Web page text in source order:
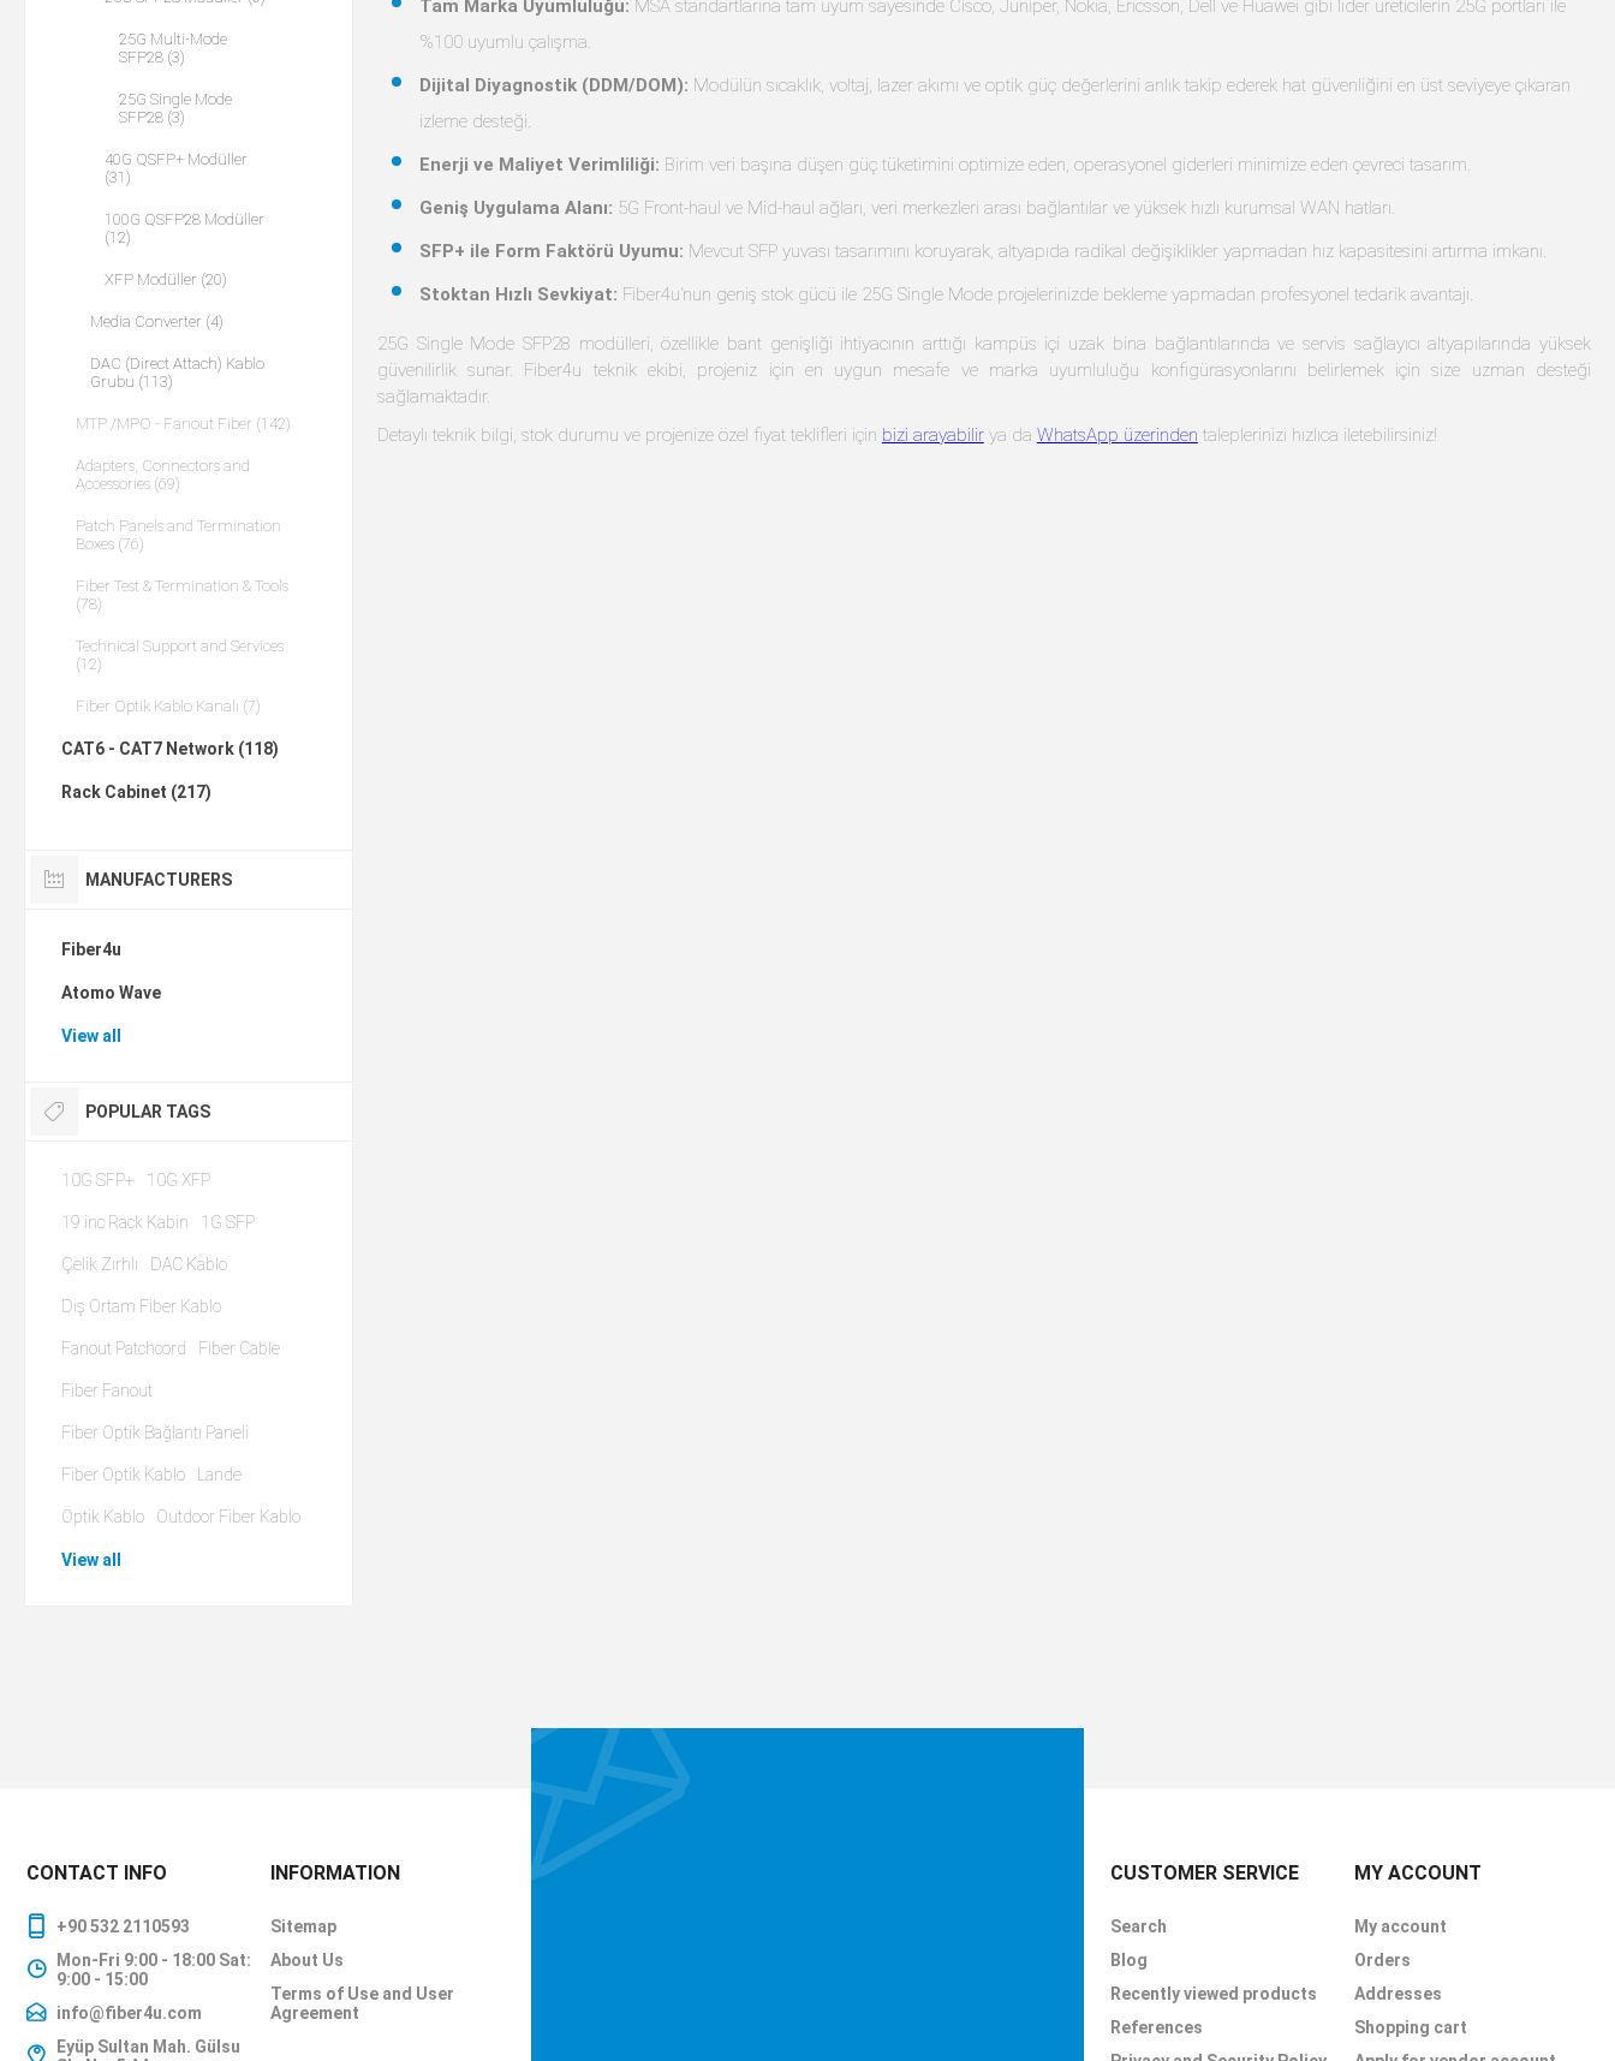
Tam Marka Uyumluluğu: MSA standartlarına tam uyum sayesinde Cisco, Juniper, Nokia, Ericsson, Dell ve Huawei gibi lider üreticilerin 25G portları ile
%100 uyumlu çalışma.
Dijital Diyagnostik (DDM/DOM): Modülün sıcaklık, voltaj, lazer akımı ve optik güç değerlerini anlık takip ederek hat güvenliğini en üst seviyeye çıkaran
izleme desteği.
Enerji ve Maliyet Verimliliği: Birim veri başına düşen güç tüketimini optimize eden, operasyonel giderleri minimize eden çevreci tasarım.
Geniş Uygulama Alanı: 5G Front-haul ve Mid-haul ağları, veri merkezleri arası bağlantılar ve yüksek hızlı kurumsal WAN hatları.
SFP+ ile Form Faktörü Uyumu: Mevcut SFP yuvası tasarımını koruyarak, altyapıda radikal değişiklikler yapmadan hız kapasitesini artırma imkanı.
Stoktan Hızlı Sevkiyat: Fiber4u’nun geniş stok gücü ile 25G Single Mode projelerinizde bekleme yapmadan profesyonel tedarik avantajı.
25G Single Mode SFP28 modülleri, özellikle bant genişliği ihtiyacının arttığı kampüs içi uzak bina bağlantılarında ve servis sağlayıcı altyapılarında yüksek
güvenilirlik sunar. Fiber4u teknik ekibi, projeniz için en uygun mesafe ve marka uyumluluğu konfigürasyonlarını belirlemek için size uzman desteği
sağlamaktadır.
Detaylı teknik bilgi, stok durumu ve projenize özel fiyat teklifleri için bizi arayabilirya da WhatsApp üzerinden taleplerinizi hızlıca iletebilirsiniz!
25G Multi-Mode
SFP28 (3)
25G Single Mode
SFP28 (3)
40G QSFP+ Modüller
(31)
100G QSFP28 Modüller
(12)
XFP Modüller (20)
Media Converter (4)
DAC (Direct Attach) Kablo
Grubu (113)
MTP /MPO - Fanout Fiber (142)
Adapters, Connectors and
Accessories (69)
Patch Panels and Termination
Boxes (76)
Fiber Test & Termination & Tools
(78)
Technical Support and Services
(12)
Fiber Optik Kablo Kanalı (7)
CAT6 - CAT7 Network (118)
Rack Cabinet (217)
MANUFACTURERS
Fiber4u
Atomo Wave
View all
POPULAR TAGS
10G SFP+ 10G XFP
19 inc Rack Kabin 1G SFP
Çelik Zırhlı DAC Kablo
Dış Ortam Fiber Kablo
Fanout Patchcord Fiber Cable
Fiber Fanout
Fiber Optik Bağlantı Paneli
Fiber Optik Kablo Lande
Optik Kablo Outdoor Fiber Kablo
View all
CONTACT INFO
+90 532 2110593
Mon-Fri 9:00 - 18:00 Sat:
9:00 - 15:00
info@fiber4u.com
Eyüp Sultan Mah. Gülsu
INFORMATION
Sitemap
About Us
Terms of Use and User
Agreement
CUSTOMER SERVICE
Search
Blog
Recently viewed products
References
MY ACCOUNT
My account
Orders
Addresses
Shopping cart